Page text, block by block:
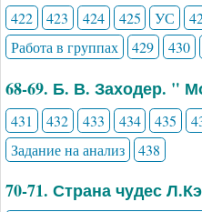
422 423 424 425 УС
Работа в группах
429 430
68-69. Б. В. Заходер. "
431 432 433 434 435
Задание на анализ
438
70-71. Страна чудес